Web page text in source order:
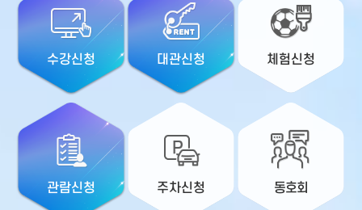
수강신청 대관신청 체험신청
관람신청 주차신청 동호회